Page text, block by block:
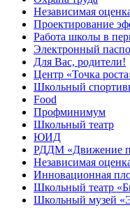
Независимая
Проектирование
Работа школы в
Электронный
Для Вас, родители!
Центр «Точка
Школьный
Food
Профминимум
Школьный театр
ЮИД
РДДМ «Движение
Независимая
Инновационная
Школьный театр
Школьный музей